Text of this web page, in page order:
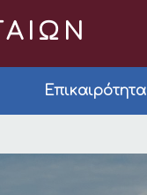
Επικαιρότητα